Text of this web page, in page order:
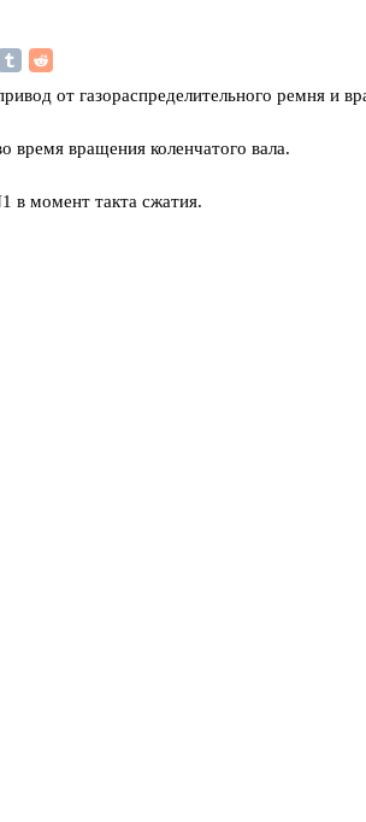
от газораспределительного ремня и
время вращения коленчатого вала.
в момент такта сжатия.